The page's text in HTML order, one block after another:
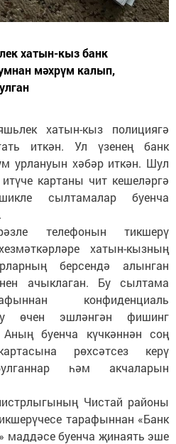
хатын-кыз банк
мәхрүм калып,
хатын-кыз полициягә
иткән. Ул үзенең банк
урлануын хәбәр иткән. Шул
картаны чит кешеләргә
сылтамалар буенча
телефонын тикшерү
хатын-кызның
берсендә алынган
ачыклаган. Бу сылтама
конфиденциаль
өчен эшләнгән фишинг
буенча күчкәннән соң
рөхсәтсез керү
һәм акчаларын
Чистай районы
тарафыннан «Банк
маддәсе буенча җинаять эше